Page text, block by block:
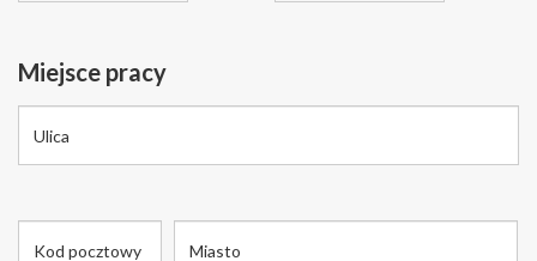
Miejsce pracy